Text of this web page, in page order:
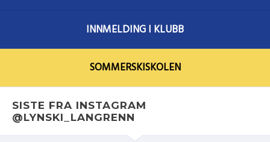
INNMELDING I KLUBB
SOMMERSKISKOLEN
SISTE FRA INSTAGRAM
@LYNSKI_LANGRENN